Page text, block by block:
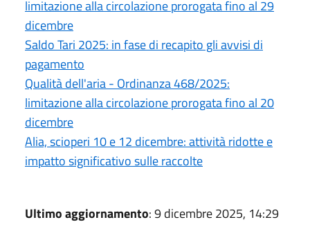
limitazione alla circolazione prorogata fino al 29
dicembre
Saldo Tari 2025: in fase di recapito gli avvisi di
pagamento
Qualità dell'aria - Ordinanza 468/2025:
limitazione alla circolazione prorogata fino al 20
dicembre
Alia, scioperi 10 e 12 dicembre: attività ridotte e
impatto significativo sulle raccolte
Ultimo aggiornamento: 9 dicembre 2025, 14:29